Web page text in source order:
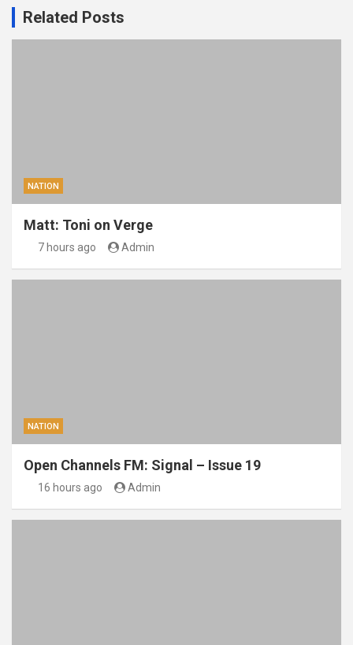
Related Posts
NATION
Matt: Toni on Verge
7 hours ago Admin
NATION
Open Channels FM: Signal – Issue 19
16 hours ago Admin